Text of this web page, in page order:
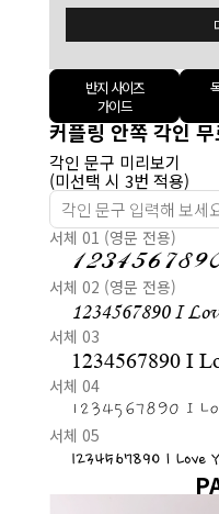
반지 사이즈
가이드
커플링 안쪽 각인
각인 문구 미리보기
(미선택 시 3번 적용)
서체 01 (영문 전용)
서체 02 (영문 전용)
1234567890 I
서체 03
1234567890 I
서체 04
1234567890 I
서체 05
1234567890 I Love